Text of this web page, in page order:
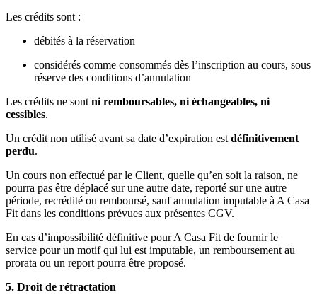
Les crédits sont :
débités à la réservation
considérés comme consommés dès l’inscription au cours, sous
réserve des conditions d’annulation
Les crédits ne sont ni remboursables, ni échangeables, ni
cessibles.
Un crédit non utilisé avant sa date d’expiration est définitivement
perdu.
Un cours non effectué par le Client, quelle qu’en soit la raison, ne
pourra pas être déplacé sur une autre date, reporté sur une autre
période, recrédité ou remboursé, sauf annulation imputable à A Casa
Fit dans les conditions prévues aux présentes CGV.
En cas d’impossibilité définitive pour A Casa Fit de fournir le
service pour un motif qui lui est imputable, un remboursement au
prorata ou un report pourra être proposé.
5. Droit de rétractation